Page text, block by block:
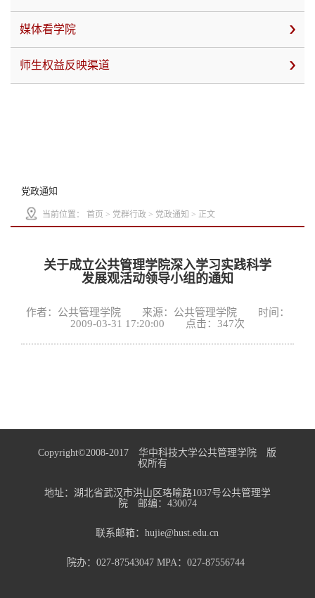
媒体看学院
师生权益反映渠道
党政通知
当前位置： 首页 > 党群行政 > 党政通知 > 正文
关于成立公共管理学院深入学习实践科学
发展观活动领导小组的通知
作者：公共管理学院 来源：公共管理学院 时间：
2009-03-31 17:20:00 点击： 347次
Copyright©2008-2017 华中科技大学公共管理学院 版
权所有
地址：湖北省武汉市洪山区珞喻路1037号公共管理学
院 邮编：430074
联系邮箱：hujie@hust.edu.cn
院办：027-87543047 MPA：027-87556744